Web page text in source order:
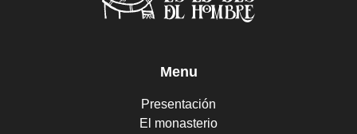
Menu
Presentación
El monasterio